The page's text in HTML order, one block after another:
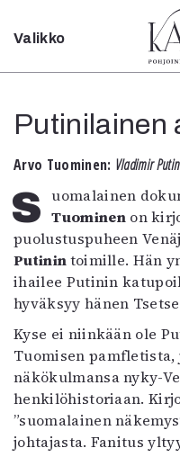
Sulje
Valikko
Putinilainen
Arvo Tuominen: Vladimir
Suomalainen
Tuominenon
puolustuspuheen
Putinintoimille. Hän
ihailee Putinin
hyväksyy hänen
Kyse ei niinkään ole
Tuomisen pamfletista,
näkökulmansa nyky-
henkilöhistoriaan.
”suomalainen
johtajasta. Fanitus